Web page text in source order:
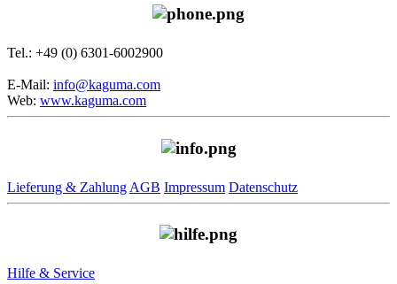
Tel.: +49 (0) 6301-6002900
E-Mail: info@kaguma.com
Web: www.kaguma.com
Lieferung & Zahlung AGB Impressum Datenschutz
Hilfe & Service